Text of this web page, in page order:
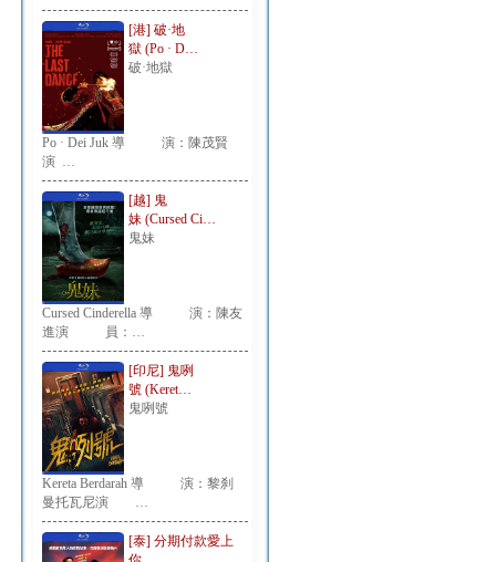
[港] 破·地
獄 (Po · D…
破·地獄
Po · Dei Juk 導 演：陳茂賢
演 …
[越] 鬼
妹 (Cursed Ci…
鬼妹
Cursed Cinderella 導 演：陳友
進演 員：…
[印尼] 鬼咧
號 (Keret…
鬼咧號
Kereta Berdarah 導 演：黎刹
曼托瓦尼演 …
[泰] 分期付款愛上